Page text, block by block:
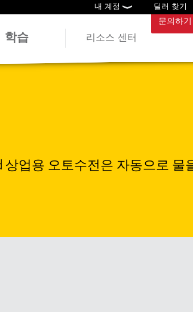
내 계정 딜러 찾기
학습 리소스 센터
문의하기
상업용 오토수전은 자동으로 물